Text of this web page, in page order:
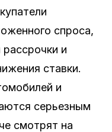
спроса,
и
ставки.
и
серьезным
смотрят на